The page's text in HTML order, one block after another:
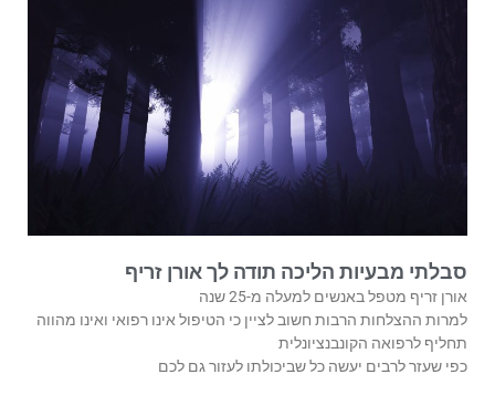
סבלתי מבעיות הליכה תודה לך אורן זריף
אורן זריף מטפל באנשים למעלה מ-25 שנה
למרות ההצלחות הרבות חשוב לציין כי הטיפול אינו רפואי ואינו מהווה
תחליף לרפואה הקונבנציונלית
כפי שעזר לרבים יעשה כל שביכולתו לעזור גם לכם